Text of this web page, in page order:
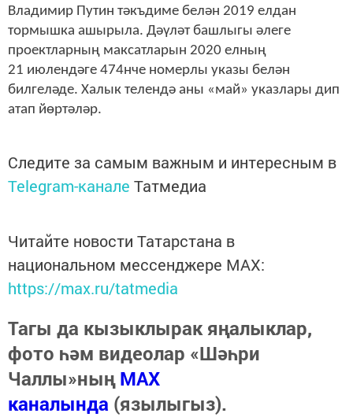
Владимир Путин тәкъдиме белән 2019 елдан
тормышка ашырыла. Дәүләт башлыгы әлеге
проектларның максатларын 2020 елның
21 июлендәге 474нче номерлы указы белән
билгеләде. Халык телендә аны «май» указлары дип
атап йөртәләр.
Следите за самым важным и интересным в
Telegram-канале Татмедиа
Читайте новости Татарстана в
национальном мессенджере MАХ:
https://max.ru/tatmedia
Тагы да кызыклырак яңалыклар,
фото һәм видеолар «Шәһри
Чаллы»ныңMAX
каналында (язылыгыз).